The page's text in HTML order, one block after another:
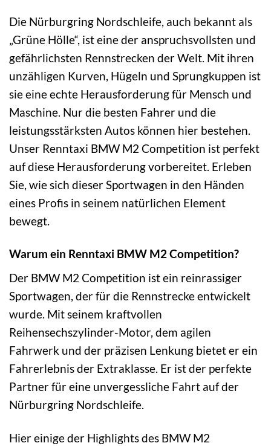
Die Nürburgring Nordschleife, auch bekannt als
„Grüne Hölle“, ist eine der anspruchsvollsten und
gefährlichsten Rennstrecken der Welt. Mit ihren
unzähligen Kurven, Hügeln und Sprungkuppen ist
sie eine echte Herausforderung für Mensch und
Maschine. Nur die besten Fahrer und die
leistungsstärksten Autos können hier bestehen.
Unser Renntaxi BMW M2 Competition ist perfekt
auf diese Herausforderung vorbereitet. Erleben
Sie, wie sich dieser Sportwagen in den Händen
eines Profis in seinem natürlichen Element
bewegt.
Warum ein Renntaxi BMW M2 Competition?
Der BMW M2 Competition ist ein reinrassiger
Sportwagen, der für die Rennstrecke entwickelt
wurde. Mit seinem kraftvollen
Reihensechszylinder-Motor, dem agilen
Fahrwerk und der präzisen Lenkung bietet er ein
Fahrerlebnis der Extraklasse. Er ist der perfekte
Partner für eine unvergessliche Fahrt auf der
Nürburgring Nordschleife.
Hier einige der Highlights des BMW M2